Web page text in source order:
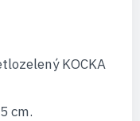
KOCKA
cm.